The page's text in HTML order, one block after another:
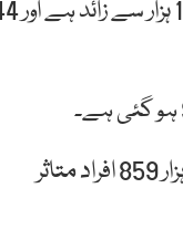
بھارت کورونا وائرس سے متاثر ہونے والا تیسرا بڑا
جنوبی افریقہ میں کورونا سے ہلاکتوں کی تعداد 10 ہزار 4 سو سے بڑھ گئی ہے جبکہ 5 لاکھ 59 ہزار 859 افراد متاثر